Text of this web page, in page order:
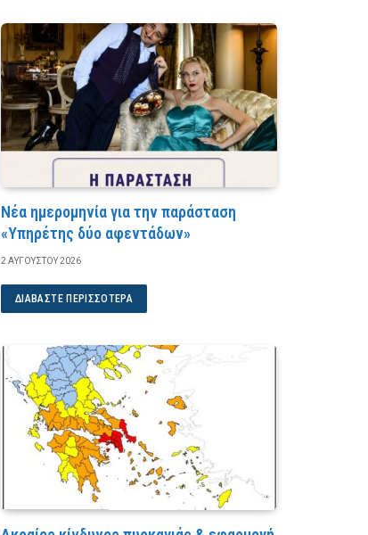
Νέα ημερομηνία για την παράσταση
«Υπηρέτης δύο αφεντάδων»
2 ΑΥΓΟΎΣΤΟΥ 2026
ΔΙΑΒΆΣΤΕ ΠΕΡΙΣΣΌΤΕΡΑ